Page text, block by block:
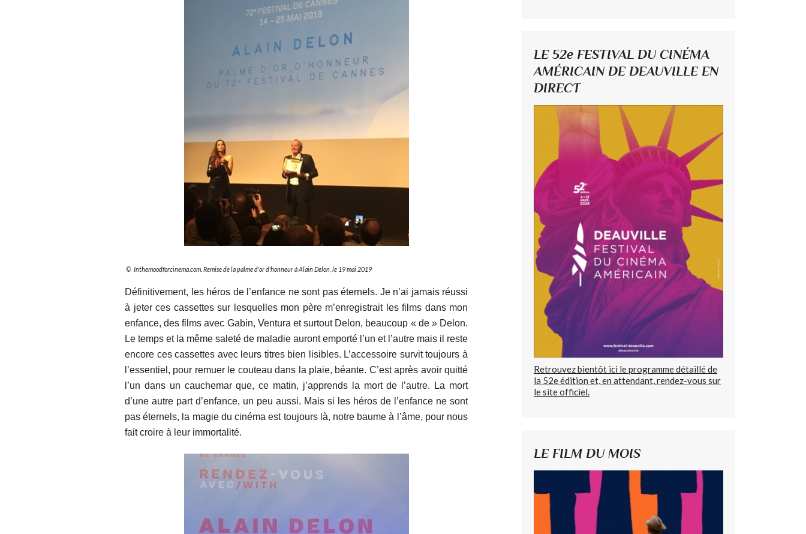
© Inthemoodforcinema.com. Remise de la palme d'or d'honneur à Alain Delon, le 19 mai 2019
Définitivement, les héros de l’enfance ne sont pas éternels. Je n’ai jamais réussi
à jeter ces cassettes sur lesquelles mon père m’enregistrait les films dans mon
enfance, des films avec Gabin, Ventura et surtout Delon, beaucoup « de » Delon.
Le temps et la même saleté de maladie auront emporté l’un et l’autre mais il reste
encore ces cassettes avec leurs titres bien lisibles. L’accessoire survit toujours à
l’essentiel, pour remuer le couteau dans la plaie, béante. C’est après avoir quitté
l’un dans un cauchemar que, ce matin, j’apprends la mort de l’autre. La mort
d’une autre part d’enfance, un peu aussi. Mais si les héros de l’enfance ne sont
pas éternels, la magie du cinéma est toujours là, notre baume à l’âme, pour nous
fait croire à leur immortalité.
LE 52e FESTIVAL DU CINÉMA
AMÉRICAIN DE DEAUVILLE EN
DIRECT
Retrouvez bientôt ici le programme détaillé de
la 52e édition et, en attendant, rendez-vous sur
le site officiel.
LE FILM DU MOIS